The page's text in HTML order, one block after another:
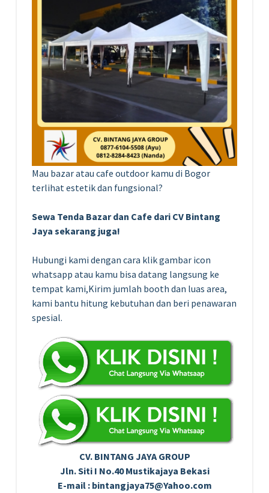
Mau bazar atau cafe outdoor kamu di Bogor
terlihat estetik dan fungsional?
Sewa Tenda Bazar dan Cafe dari CV Bintang
Jaya sekarang juga!
Hubungi kami dengan cara klik gambar icon
whatsapp atau kamu bisa datang langsung ke
tempat kami,Kirim jumlah booth dan luas area,
kami bantu hitung kebutuhan dan beri penawaran
spesial.
CV. BINTANG JAYA GROUP
Jln. Siti I No.40 Mustikajaya Bekasi
E-mail : bintangjaya75@Yahoo.com